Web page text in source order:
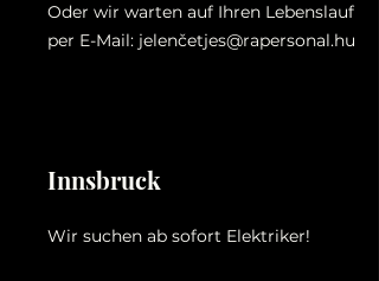
Oder wir warten auf Ihren Lebenslauf
per E-Mail: jelenčetjes@rapersonal.hu
Innsbruck
Wir suchen ab sofort Elektriker!